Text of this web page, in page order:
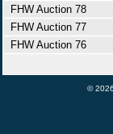
FHW Auction 78
FHW Auction 77
FHW Auction 76
©